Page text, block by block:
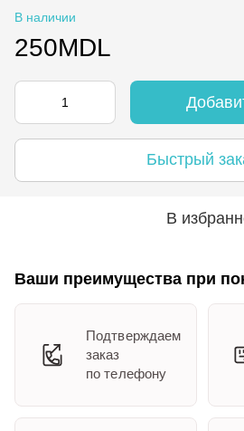
В наличии
250MDL
Быстрый
В
Ваши преимущества при
Подтверждаем
заказ
по телефону